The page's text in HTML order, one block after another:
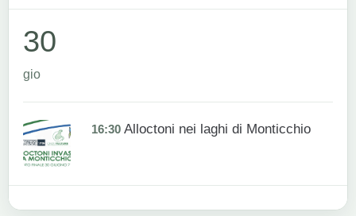
30
gio
16:30 Alloctoni nei laghi di Monticchio